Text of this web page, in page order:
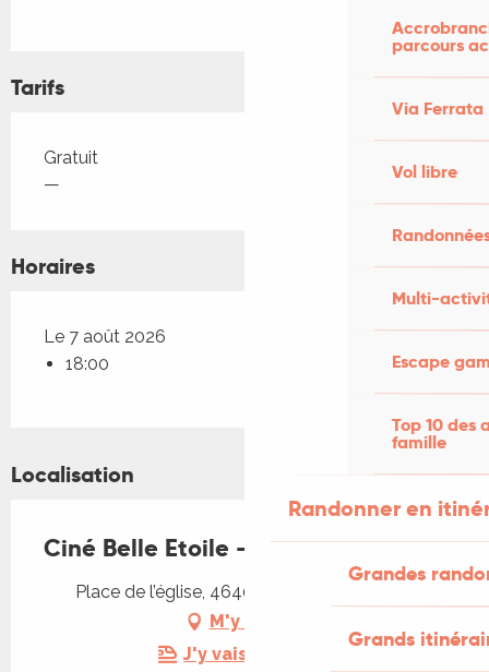
parcours
Via Ferrata
Vol libre
Multi-
Escape
Top 10 des
famille
Randonner en
Grandes
Grands
Tarifs
Tarifs 2026
Gratuit
—
Horaires
Le 7 août 2026
18:00
Localisation
Ciné Belle Etoile - En Fanfare
Place de l’église, 46400 Latouille-Lentillac
M'y rendre
J'y vais en train !